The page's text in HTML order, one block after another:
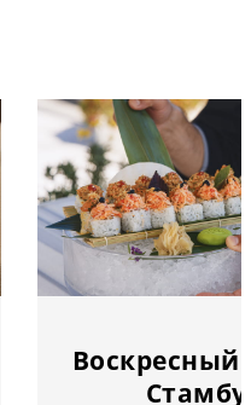
Воскресный